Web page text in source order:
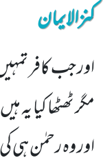
کنزالایمان
اور جب کافر
مگر ٹھٹھا کیا یہ
اور وہ رحمٰن ہی